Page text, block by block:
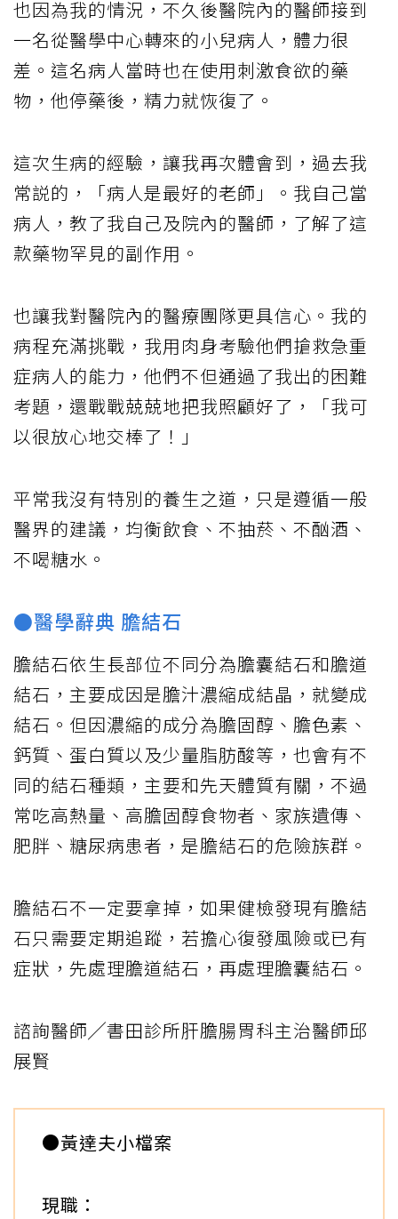
也因為我的情況，不久後醫院內的醫師接到
一名從醫學中心轉來的小兒病人，體力很
差。這名病人當時也在使用刺激食欲的藥
物，他停藥後，精力就恢復了。
這次生病的經驗，讓我再次體會到，過去我
常説的，「病人是最好的老師」。我自己當
病人，教了我自己及院內的醫師，了解了這
款藥物罕見的副作用。
也讓我對醫院內的醫療團隊更具信心。我的
病程充滿挑戰，我用肉身考驗他們搶救急重
症病人的能力，他們不但通過了我出的困難
考題，還戰戰兢兢地把我照顧好了，「我可
以很放心地交棒了！」
平常我沒有特別的養生之道，只是遵循一般
醫界的建議，均衡飲食、不抽菸、不酗酒、
不喝糖水。
●醫學辭典 膽結石
膽結石依生長部位不同分為膽囊結石和膽道
結石，主要成因是膽汁濃縮成結晶，就變成
結石。但因濃縮的成分為膽固醇、膽色素、
鈣質、蛋白質以及少量脂肪酸等，也會有不
同的結石種類，主要和先天體質有關，不過
常吃高熱量、高膽固醇食物者、家族遺傳、
肥胖、糖尿病患者，是膽結石的危險族群。
膽結石不一定要拿掉，如果健檢發現有膽結
石只需要定期追蹤，若擔心復發風險或已有
症狀，先處理膽道結石，再處理膽囊結石。
諮詢醫師╱書田診所肝膽腸胃科主治醫師邱
展賢
●黃達夫小檔案
現職：